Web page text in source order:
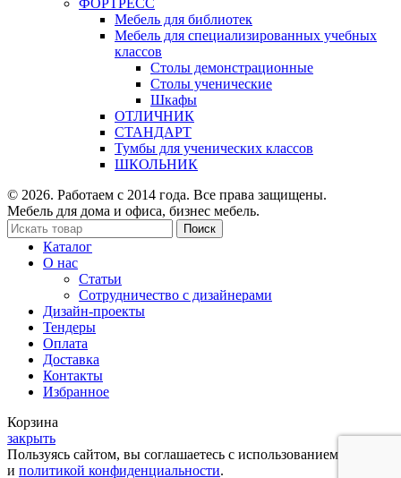
ФОРТРЕСС
Мебель для библиотек
Мебель для специализированных учебных
классов
Столы демонстрационные
Столы ученические
Шкафы
ОТЛИЧНИК
СТАНДАРТ
Тумбы для ученических классов
ШКОЛЬНИК
© 2026. Работаем с 2014 года. Все права защищены.
Мебель для дома и офиса, бизнес мебель.
Поиск
Каталог
О нас
Статьи
Сотрудничество с дизайнерами
Дизайн-проекты
Тендеры
Оплата
Доставка
Контакты
Избранное
Корзина
закрыть
Пользуясь сайтом, вы соглашаетесь с использованием cookies
и политикой конфиденциальности.